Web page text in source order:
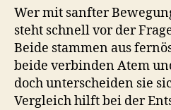
Wer mit sanfter
steht schnell vor der
Beide stammen aus
beide verbinden Atem
doch unterscheiden sie
Vergleich hilft bei der